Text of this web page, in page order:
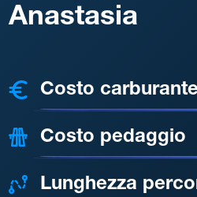
Anastasia
Costo
Costo pedaggio
Lunghezza